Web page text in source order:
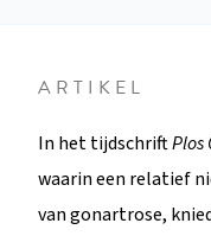
ARTIKEL
In het tijdschriftPlos
waarin een relatief
van gonartrose,